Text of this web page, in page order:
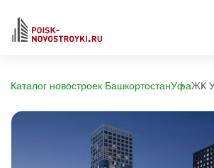
Каталог новостроек БашкортостанУфаЖК